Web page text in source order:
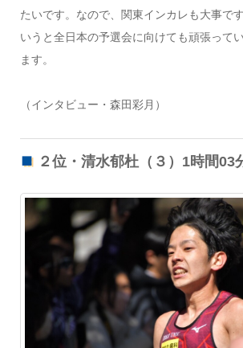
たいです。なので、関東インカレも大事で
いうと全日本の予選会に向けても頑張って
ます。
（インタビュー・森田彩月）
２位・清水郁杜（３）1時間03